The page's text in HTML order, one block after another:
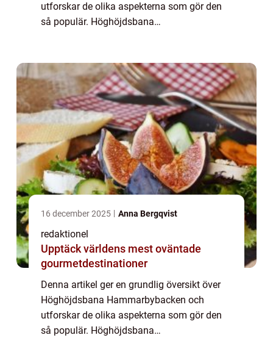
utforskar de olika aspekterna som gör den
så populär. Höghöjdsbana
upplevelse för besökare i alla ...
16 december 2025 Anna Bergqvist
redaktionel
Upptäck världens mest oväntade
gourmetdestinationer
Denna artikel ger en grundlig översikt över
Höghöjdsbana Hammarbybacken och
utforskar de olika aspekterna som gör den
så populär. Höghöjdsbana